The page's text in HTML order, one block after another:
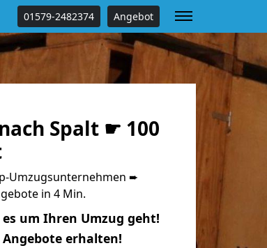
01579-2482374 Angebot
Spalt ☛ 100
Umzugsunternehmen ➨
in 4 Min.
um Ihren Umzug geht!
erhalten!